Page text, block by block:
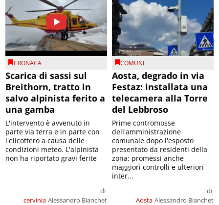
CRONACA
Scarica di sassi sul
Breithorn, tratto in
salvo alpinista ferito a
una gamba
cervinia
di
Alessandro Bianchet
L'intervento è avvenuto in
parte via terra e in parte con
l'elicottero a causa delle
condizioni meteo. L'alpinista
non ha riportato gravi ferite
COMUNI
Aosta, degrado in via
Festaz: installata una
telecamera alla Torre
del Lebbroso
Aosta
di
Alessandro Bianchet
Prime contromosse
dell'amministrazione
comunale dopo l'esposto
presentato da residenti della
zona; promessi anche
maggiori controlli e ulteriori
inter...